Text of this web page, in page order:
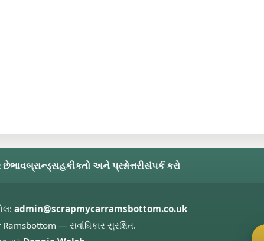
છેભાવબ્રાન્ડ્સહકીકતો અને પ્રશ્નોત્તરીસંપર્ક કરો
admin@scrapmycarramsbottom.co.uk
— સર્વાધિકાર સુરક્ષિત.